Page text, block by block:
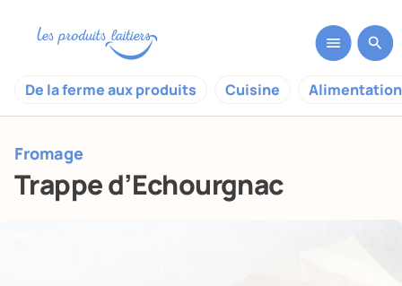
De la ferme aux produits Cuisine
Fromage
Trappe d’Echourgnac